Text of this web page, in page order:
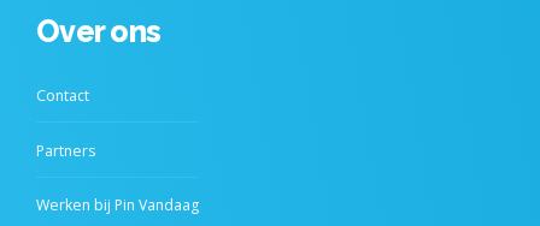
Over ons
Contact
Partners
Werken bij Pin Vandaag